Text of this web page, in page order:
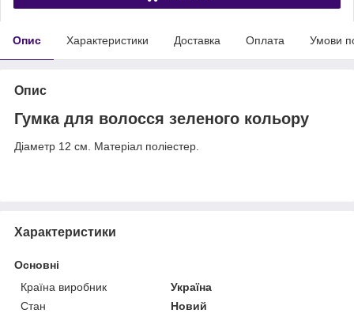
Опис Характеристики Доставка Оплата Умови
Опис
Гумка для волосся зеленого кольору
Діаметр 12 см. Матеріал поліестер.
Характеристики
Основні
Країна виробник
Україна
Стан
Новий